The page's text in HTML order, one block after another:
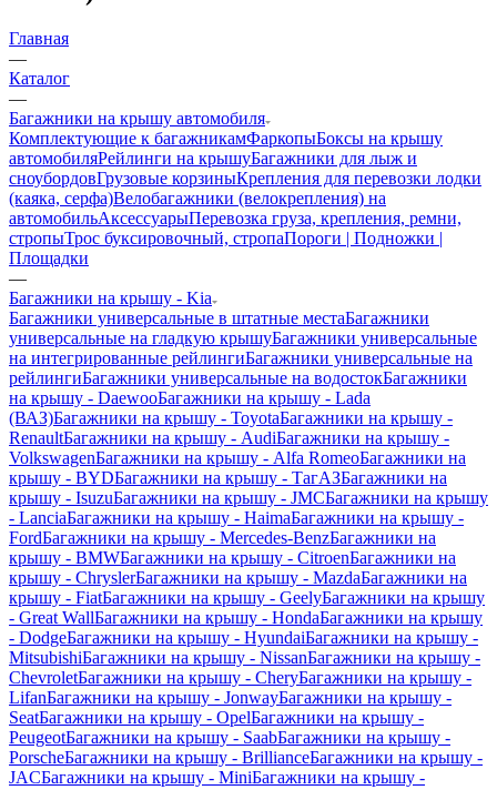
Главная
—
Каталог
—
Багажники на крышу автомобиля
Комплектующие к багажникамФаркопыБоксы на крышу
автомобиляРейлинги на крышуБагажники для лыж и
сноубордовГрузовые корзиныКрепления для перевозки лодки
(каяка, серфа)Велобагажники (велокрепления) на
автомобильАксессуарыПеревозка груза, крепления, ремни,
стропыТрос буксировочный, стропаПороги | Подножки |
Площадки
—
Багажники на крышу - Kia
Багажники универсальные в штатные местаБагажники
универсальные на гладкую крышуБагажники универсальные
на интегрированные рейлингиБагажники универсальные на
рейлингиБагажники универсальные на водостокБагажники
на крышу - DaewooБагажники на крышу - Lada
(ВАЗ)Багажники на крышу - ToyotaБагажники на крышу -
RenaultБагажники на крышу - AudiБагажники на крышу -
VolkswagenБагажники на крышу - Alfa RomeoБагажники на
крышу - BYDБагажники на крышу - ТагАЗБагажники на
крышу - IsuzuБагажники на крышу - JMCБагажники на крышу
- LanciaБагажники на крышу - HaimaБагажники на крышу -
FordБагажники на крышу - Mercedes-BenzБагажники на
крышу - BMWБагажники на крышу - CitroenБагажники на
крышу - ChryslerБагажники на крышу - MazdaБагажники на
крышу - FiatБагажники на крышу - GeelyБагажники на крышу
- Great WallБагажники на крышу - HondaБагажники на крышу
- DodgeБагажники на крышу - HyundaiБагажники на крышу -
MitsubishiБагажники на крышу - NissanБагажники на крышу -
ChevroletБагажники на крышу - CheryБагажники на крышу -
LifanБагажники на крышу - JonwayБагажники на крышу -
SeatБагажники на крышу - OpelБагажники на крышу -
PeugeotБагажники на крышу - SaabБагажники на крышу -
PorscheБагажники на крышу - BrillianceБагажники на крышу -
JACБагажники на крышу - MiniБагажники на крышу -